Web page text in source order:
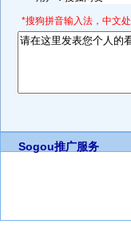
*搜狗拼音输入法，中文
Sogou推广服务